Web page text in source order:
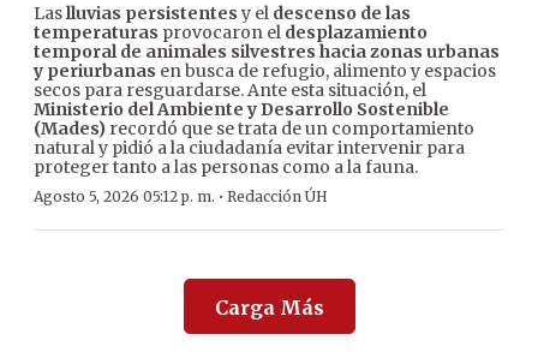
Laslluvias persistentes y el descenso de las
temperaturas provocaron el desplazamiento
temporal de animales silvestres hacia zonas urbanas
y periurbanas en busca de refugio, alimento y espacios
secos para resguardarse. Ante esta situación, el
Ministerio del Ambiente y Desarrollo Sostenible
(Mades) recordó que se trata de un comportamiento
natural y pidió a la ciudadanía evitar intervenir para
proteger tanto a las personas como a la fauna.
Agosto 5, 2026 05:12 p. m. · Redacción ÚH
Carga Más